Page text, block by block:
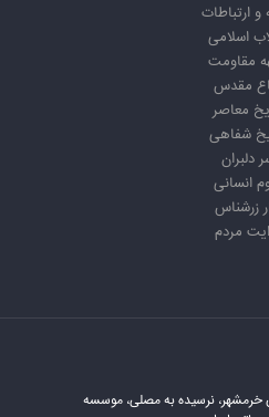
و ارتباطات
اسلامی
مقاومت
مقدس
معاصر
شفاهی
دلبران
انسانی
زرشناس
مردم
خرمشهر، نرسیده به مصلی، موسسه